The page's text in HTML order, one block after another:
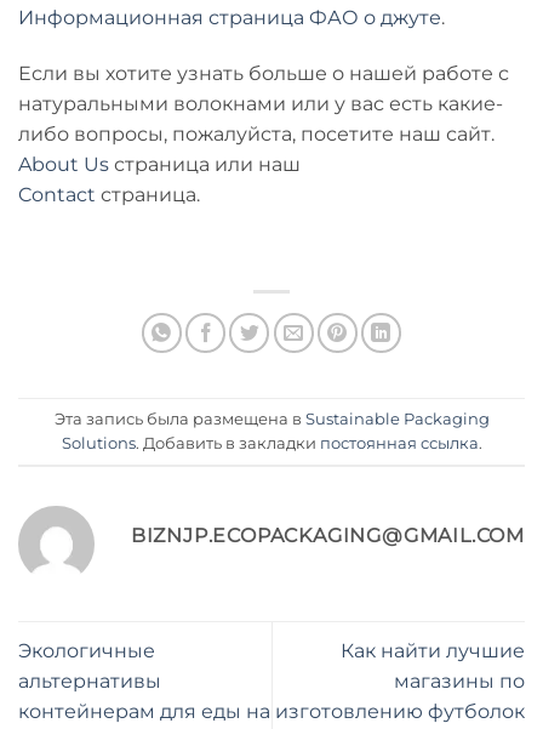
Информационная страница ФАО о джуте.
Если вы хотите узнать больше о нашей работе с
натуральными волокнами или у вас есть какие-
либо вопросы, пожалуйста, посетите наш сайт.
About Us страница или наш
Contact страница.
Эта запись была размещена в Sustainable Packaging
Solutions. Добавить в закладки постоянная ссылка.
BIZNJP.ECOPACKAGING@GMAIL.COM
Экологичные
альтернативы
контейнерам для еды на
Как найти лучшие
магазины по
изготовлению футболок